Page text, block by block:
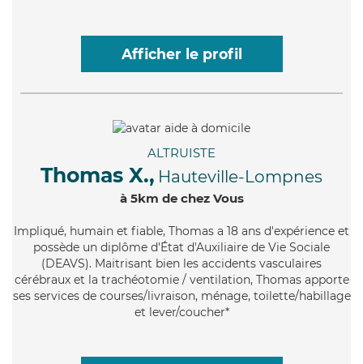
Afficher le profil
ALTRUISTE
Thomas X., Hauteville-Lompnes
à 5km de chez Vous
Impliqué, humain et fiable, Thomas a 18 ans d'expérience et
possède un diplôme d'État d'Auxiliaire de Vie Sociale
(DEAVS). Maitrisant bien les accidents vasculaires
cérébraux et la trachéotomie / ventilation, Thomas apporte
ses services de courses/livraison, ménage, toilette/habillage
et lever/coucher*